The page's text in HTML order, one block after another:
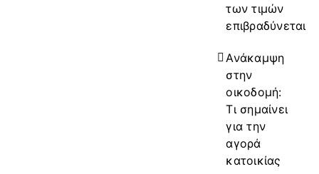
των τιμών
επιβραδύνεται
Ανάκαμψη
στην
οικοδομή:
Τι σημαίνει
για την
αγορά
κατοικίας